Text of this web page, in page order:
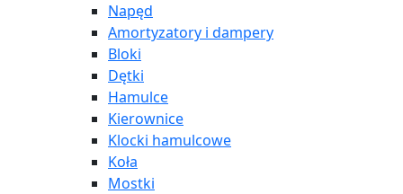
Napęd
Amortyzatory i dampery
Bloki
Dętki
Hamulce
Kierownice
Klocki hamulcowe
Koła
Mostki